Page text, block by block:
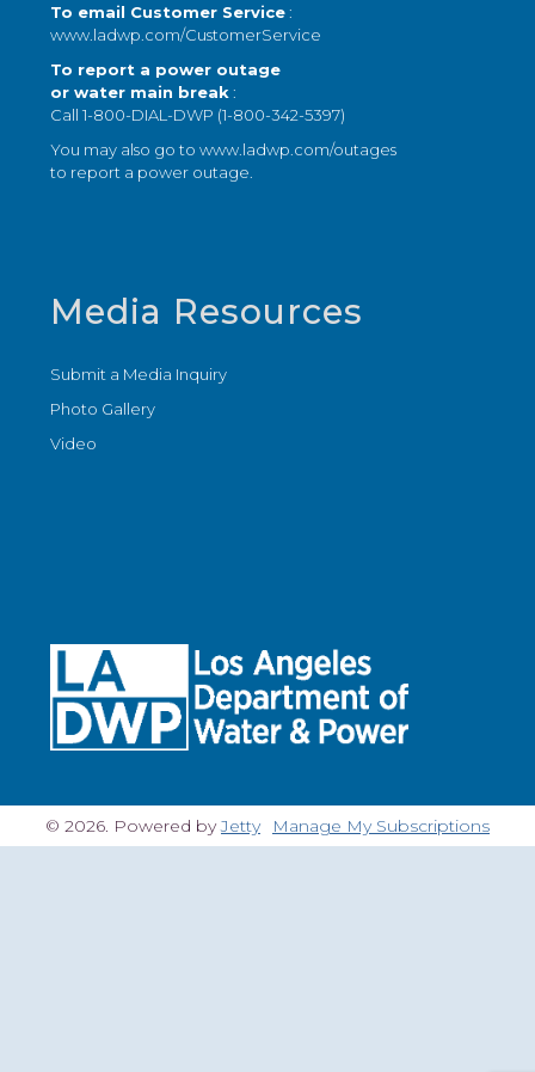
To email Customer Service:
www.ladwp.com/CustomerService
To report a power outage
or water main break :
Call 1-800-DIAL-DWP (1-800-342-5397)
You may also go towww.ladwp.com/outages
to report a power outage.
Media Resources
Submit a Media Inquiry
Photo Gallery
Video
© 2026. Powered byJetty Manage My Subscriptions